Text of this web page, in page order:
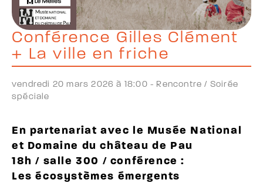
Conférence Gilles Clément
+ La ville en friche
vendredi 20 mars 2026 à 18:00 - Rencontre / Soirée
spéciale
En partenariat avec le Musée National
et Domaine du château de Pau
18h / salle 300 / conférence :
Les écosystèmes émergents